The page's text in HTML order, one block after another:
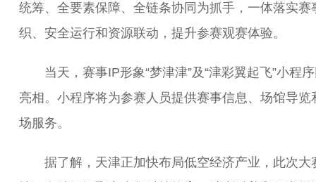
统筹、全要素保障、全链条协同为抓手，一体落实赛
织、安全运行和资源联动，提升参赛观赛体验。
当天，赛事IP形象“梦津津”及“津彩翼起飞”小程
亮相。小程序将为参赛人员提供赛事信息、场馆导览
场服务。
据了解，天津正加快布局低空经济产业，此次大